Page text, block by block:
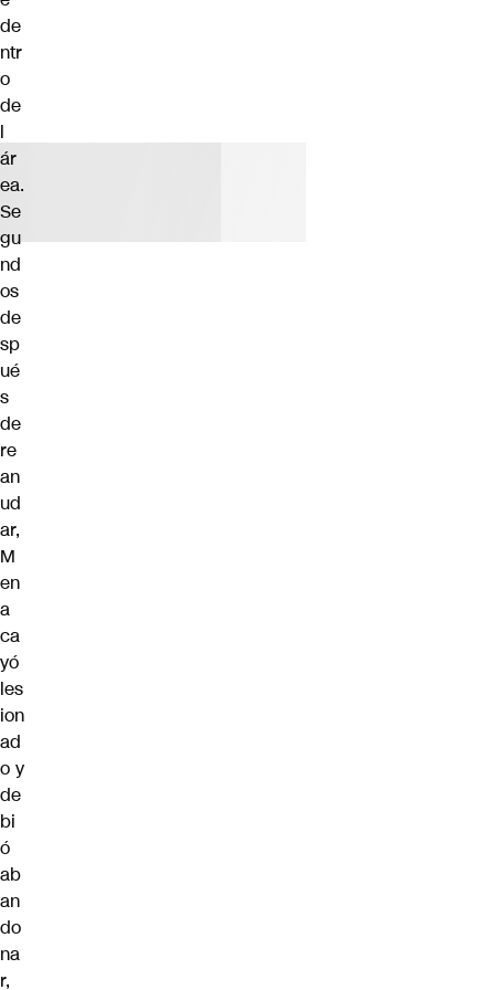
de
ntr
o
de
l
ár
ea.
Se
gu
nd
os
de
sp
ué
s
de
re
an
ud
ar,
M
en
a
ca
yó
les
ion
ad
o y
de
bi
ó
ab
an
do
na
r,